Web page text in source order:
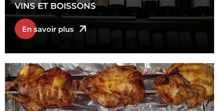
VINS ET BOISSONS
En savoir plus